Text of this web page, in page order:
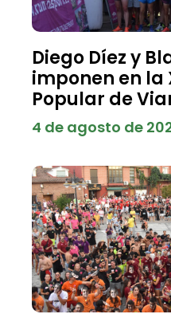
Diego Díez y
imponen en la
Popular de
4 de agosto de